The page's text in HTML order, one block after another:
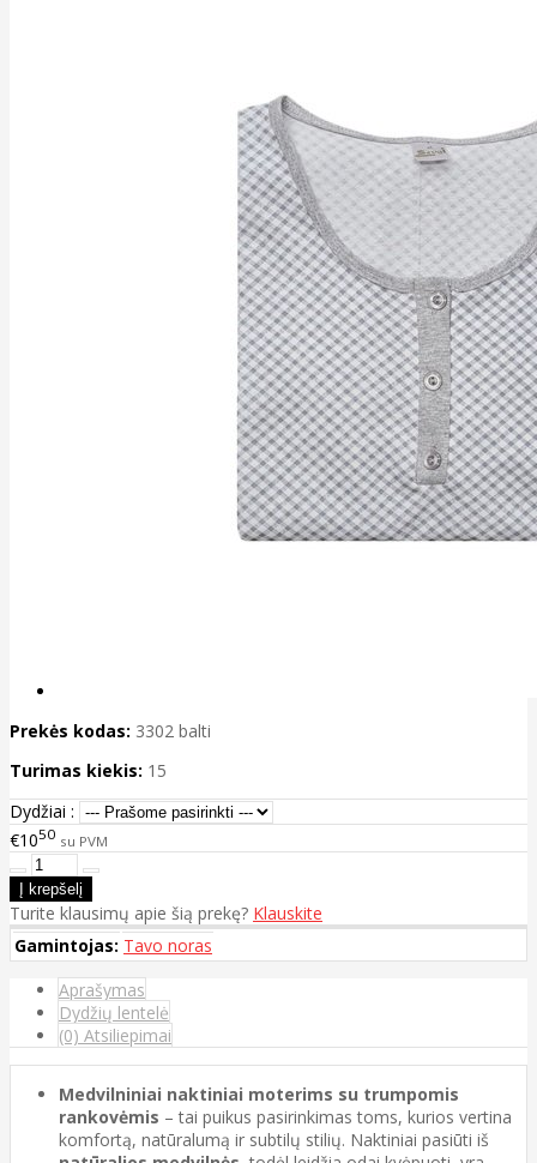
Prekės kodas: 3302 balti
Turimas kiekis: 15
Dydžiai :
€1050 su PVM
Turite klausimų apie šią prekę? Klauskite
Gamintojas: Tavo noras
Aprašymas
Dydžių lentelė
(0) Atsiliepimai
Medvilniniai naktiniai moterims su trumpomis
rankovėmis – tai puikus pasirinkimas toms, kurios vertina
komfortą, natūralumą ir subtilų stilių. Naktiniai pasiūti iš